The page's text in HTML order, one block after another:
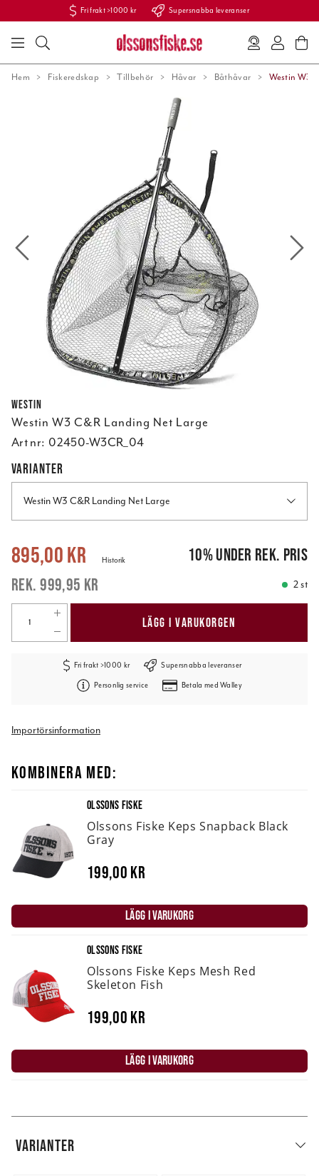
Fri frakt >1000 kr Supersnabba leveranser
Hem Fiskeredskap Tillbehör Håvar Båthåvar Westin W3
Westin
Westin W3 C&R Landing Net Large
Art nr: 02450-W3CR_04
VARIANTER
Westin W3 C&R Landing Net Large
Nuvarande pris:895,00 kr 999,95 kr
895,00 kr
999,95 kr
Historik 10%under rek. pris
2 st
LÄGG I VARUKORGEN
Fri frakt >1000 kr Supersnabba leveranser
Personlig service Betala med Walley
Importörsinformation
KOMBINERA MED:
OLSSONS FISKE
Olssons Fiske Keps Snapback Black
Gray
199,00 kr
LÄGG I VARUKORG
OLSSONS FISKE
Olssons Fiske Keps Mesh Red
Skeleton Fish
199,00 kr
LÄGG I VARUKORG
VARIANTER